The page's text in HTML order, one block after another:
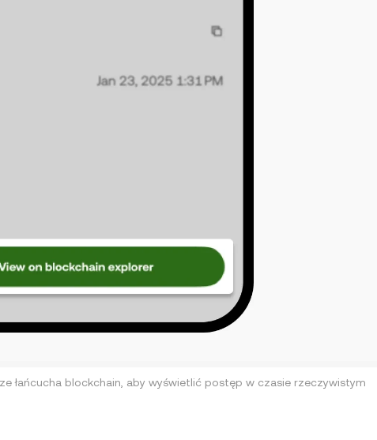
łańcucha blockchain, aby wyświetlić postęp w czasie rzeczywistym